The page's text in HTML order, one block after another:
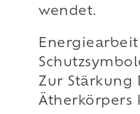
wendet.
Zur Stärkung
Ätherkörpers